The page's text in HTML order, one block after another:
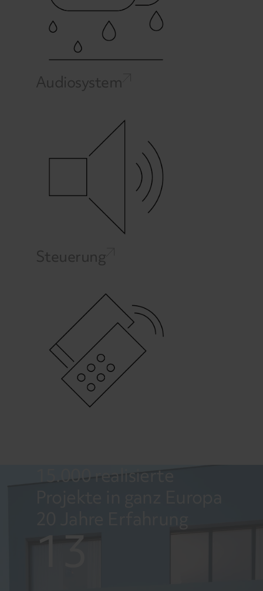
Audiosystem
Steuerung